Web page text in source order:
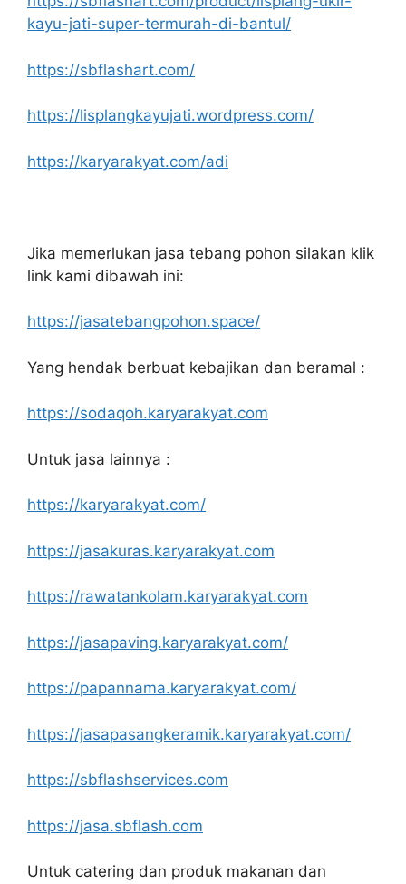
kayu-jati-super-termurah-di-bantul/
https://sbflashart.com/
https://lisplangkayujati.wordpress.com/
https://karyarakyat.com/adi
Jika memerlukan jasa tebang pohon silakan klik
link kami dibawah ini:
https://jasatebangpohon.space/
Yang hendak berbuat kebajikan dan beramal :
https://sodaqoh.karyarakyat.com
Untuk jasa lainnya :
https://karyarakyat.com/
https://jasakuras.karyarakyat.com
https://rawatankolam.karyarakyat.com
https://jasapaving.karyarakyat.com/
https://papannama.karyarakyat.com/
https://jasapasangkeramik.karyarakyat.com/
https://sbflashservices.com
https://jasa.sbflash.com
Untuk catering dan produk makanan dan